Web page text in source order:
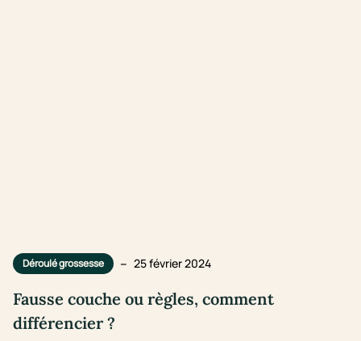
Déroulé grossesse – 25 février 2024
Fausse couche ou règles, comment
différencier ?